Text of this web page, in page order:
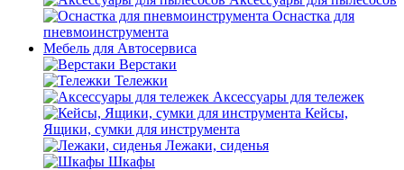
Оснастка для
пневмоинструмента
Мебель для Автосервиса
Верстаки
Тележки
Аксессуары для тележек
Кейсы,
Ящики, сумки для инструмента
Лежаки, сиденья
Шкафы